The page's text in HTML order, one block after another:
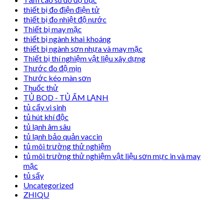
thiết bị đo điện điện tử
thiết bị đo nhiệt độ nước
Thiết bị may mặc
thiết bị ngành khai khoáng
thiết bị ngành sơn nhựa và may mặc
Thiết bị thí nghiệm vật liệu xây dựng
Thước đo độ mịn
Thước kéo màn sơn
Thuốc thử
TỦ BOD - TỦ ẤM LẠNH
tủ cấy vi sinh
tủ hút khí độc
tủ lạnh âm sâu
tủ lạnh bảo quản vaccin
tủ môi trường thử nghiệm
tủ môi trường thử nghiệm vật liệu sơn mực in và may
mặc
tủ sấy
Uncategorized
ZHIQU